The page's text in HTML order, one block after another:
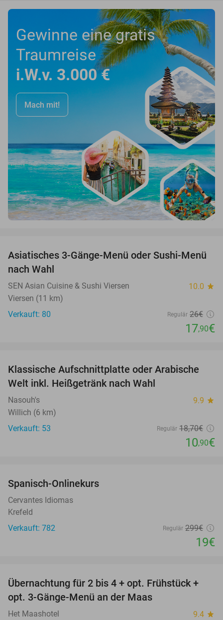
Gewinne eine gratis
Traumreise
i.W.v. 3.000 €
Mach mit!
31%
Asiatisches 3-Gänge-Menü oder Sushi-Menü
nach Wahl
SEN Asian Cuisine & Sushi Viersen 10.0 star
Viersen (11 km)
Verkauft: 80
Regulär 26€
17,90€
42%
Klassische Aufschnittplatte oder Arabische
Welt inkl. Heißgetränk nach Wahl
Nasouh's 9.9 star
Willich (6 km)
Verkauft: 53
Regulär 18,70€
10,90€
Spanisch-Onlinekurs
Cervantes Idiomas
Krefeld
Verkauft: 782
Regulär 299€
19€
69%
Übernachtung für 2 bis 4 + opt. Frühstück +
opt. 3-Gänge-Menü an der Maas
Het Maashotel 9.4 star